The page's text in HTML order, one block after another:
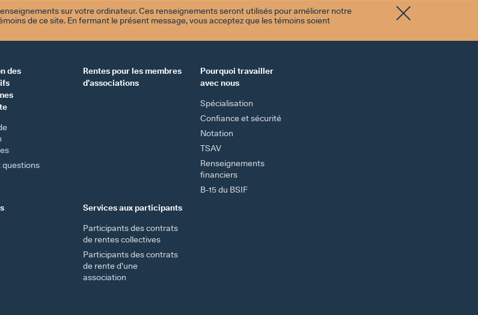
sur votre ordinateur. Ces renseignements seront utilisés pour améliorer notre
de ce site. En fermant le présent message, vous acceptez que les témoins soient
des
questions
Rentes pour les membres
d’associations
Pourquoi travailler
avec nous
Spécialisation
Confiance et sécurité
Notation
TSAV
Renseignements
financiers
B-15 du BSIF
Services aux participants
Participants des contrats
de rentes collectives
Participants des contrats
de rente d’une
association